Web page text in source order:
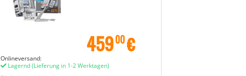
45900€
Onlineversand:
Lagernd(Lieferung in 1-2 Werktagen)